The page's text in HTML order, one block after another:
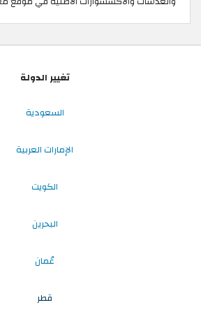
تغيير الدولة
السعودية
الإمارات العربية
الكويت
البحرين
عُمان
قطر